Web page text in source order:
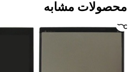
محصولات مشابه